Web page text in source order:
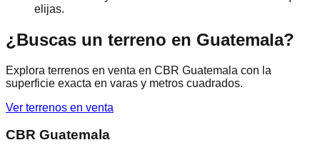
elijas.
¿Buscas un terreno en Guatemala?
Explora terrenos en venta en CBR Guatemala con la
superficie exacta en varas y metros cuadrados.
Ver terrenos en venta
CBR Guatemala